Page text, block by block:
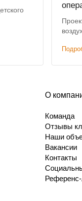
О
Команда
Отзывы
Наши
Вакансии
Контакты